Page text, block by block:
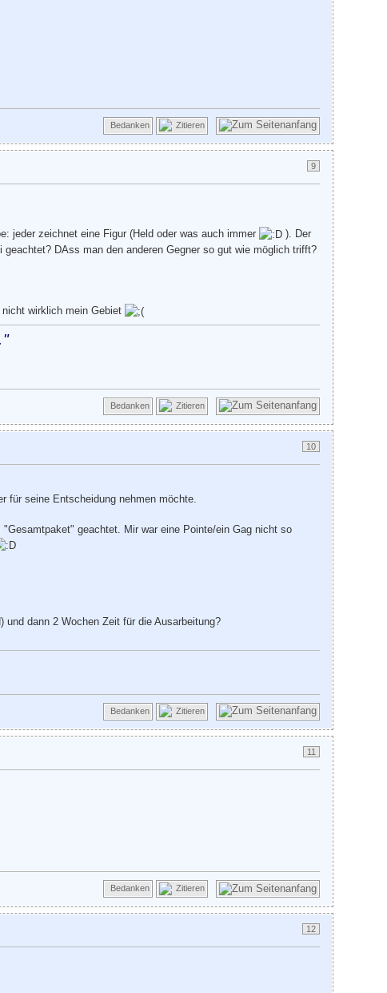
Zitieren
Bedanken
9
jeder zeichnet eine Figur (Held oder was auch immer
). Der
DAss man den anderen Gegner so gut wie möglich trifft?
wirklich mein Gebiet
Zitieren
Bedanken
10
für seine Entscheidung nehmen möchte.
geachtet. Mir war eine Pointe/ein Gag nicht so
dann 2 Wochen Zeit für die Ausarbeitung?
Zitieren
Bedanken
11
Zitieren
Bedanken
12